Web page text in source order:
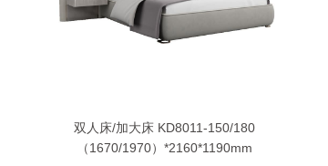
双人床/加大床 KD8011-150/180
（1670/1970）*2160*1190mm